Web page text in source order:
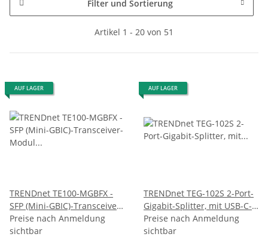
Filter und Sortierung
Artikel 1 - 20 von 51
AUF LAGER
TRENDnet TE100-MGBFX -
SFP (Mini-GBIC)-Transceiver-
Modul - Fast Ethernet -
100Base-FX - LC Multi-Mode
Preise nach Anmeldung
sichtbar
AUF LAGER
TRENDnet TEG-102S 2-Port-
Gigabit-Splitter, mit USB-C-
Stromversorgung
Preise nach Anmeldung
sichtbar